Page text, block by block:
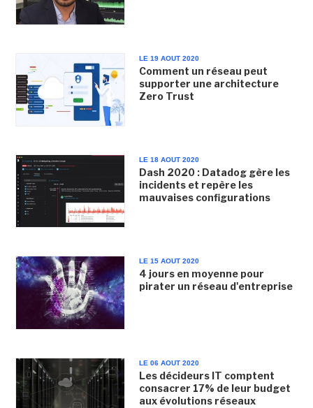
LE 19 AOUT 2020
Comment un réseau peut
supporter une architecture
Zero Trust
LE 18 AOUT 2020
Dash 2020 : Datadog gère les
incidents et repère les
mauvaises configurations
LE 15 AOUT 2020
4 jours en moyenne pour
pirater un réseau d'entreprise
LE 06 AOUT 2020
Les décideurs IT comptent
consacrer 17% de leur budget
aux évolutions réseaux